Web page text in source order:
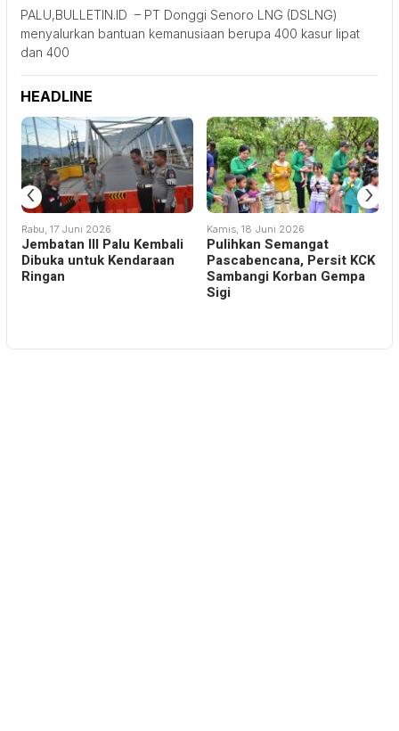
PALU,BULLETIN.ID – PT Donggi Senoro LNG (DSLNG)
menyalurkan bantuan kemanusiaan berupa 400 kasur lipat
dan 400
HEADLINE
Rabu, 17 Juni 2026
Jembatan III Palu Kembali
Dibuka untuk Kendaraan
Ringan
Kamis, 18 Juni 2026
Pulihkan Semangat
Pascabencana, Persit KCK
Sambangi Korban Gempa
Sigi
‹ ›